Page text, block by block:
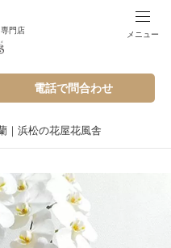
門店
電話で問合わせ
メニュー
｜浜松の花屋花風舎